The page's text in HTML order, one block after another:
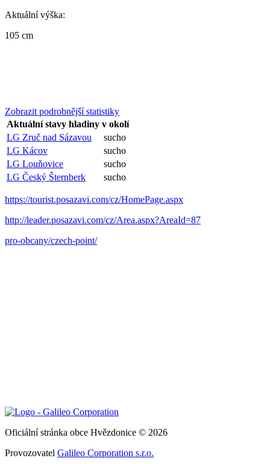
Aktuální výška:
105 cm
Zobrazit podrobnější statistiky
Aktuální stavy hladiny v okolí
LG Zruč nad Sázavou
sucho
LG Kácov
sucho
LG Louňovice
sucho
LG Český Šternberk
sucho
https://tourist.posazavi.com/cz/HomePage.aspx
http://leader.posazavi.com/cz/Area.aspx?AreaId=87
pro-obcany/czech-point/
Oficiální stránka obce Hvězdonice © 2026
Provozovatel Galileo Corporation s.r.o.